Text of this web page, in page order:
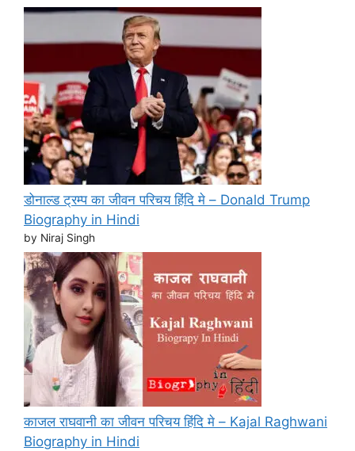
डोनाल्ड ट्रम्प का जीवन परिचय हिंदि मे – Donald Trump
Biography in Hindi
by Niraj Singh
काजल राघवानी का जीवन परिचय हिंदि मे – Kajal Raghwani
Biography in Hindi